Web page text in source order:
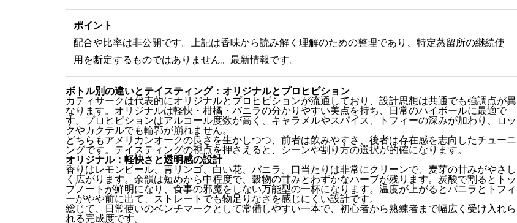
ポイント
配合や比率は非公開です。上記は香味から読み解く理解のための整理であり、特定蒸留所の継続使
用を断定するものではありません。最新情報です。
ボトル別の違いとテイスティング：オリジナルとプロヒビション
カティサークは代表的にオリジナルとプロヒビションが流通しており、設計思想は共通でも強調点が異
なります。オリジナルは軽快・柑橘・バニラの分かりやすい美点を持ち、日常のハイボールに最適で
す。プロヒビションはアルコール度数が高く、キャラメルやスパイス、トフィーの深みが加わり、ロッ
クやカクテルでも輪郭が崩れません。
どちらもアメリカンオークの良さを生かしつつ、前者は飲みやすさ、後者は存在感を志向したチューニ
ングです。テイスティングの視点を押さえると、シーンや割り方の選択が的確になります。
オリジナル：軽快さと透明感の設計
香りはレモンピール、青リンゴ、白い花、バニラ。口当たりは非常にクリーンで、麦芽の甘みがやさし
く広がります。余韻は短めから中程度で、穀物の甘みとわずかなハーブが残ります。炭酸で割るとトッ
プノートが鮮明になり、食事の邪魔をしない万能型の一杯になります。温度が上がるとバニラとトフィ
ーがやや前に出て、ストレートでも物足りなさを感じにくい設計です。
総じて、日常使いのベンチマークとして常備しやすい一本で、初心者から熟練者まで幅広く受け入れら
れる完成度です。